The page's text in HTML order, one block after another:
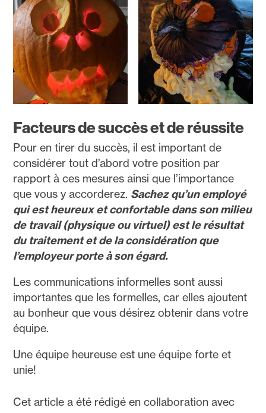
Facteurs de succès et de réussite
Pour en tirer du succès, il est important de
considérer tout d’abord votre position par
rapport à ces mesures ainsi que l’importance
que vous y accorderez. Sachez qu’un employé
qui est heureux et confortable dans son milieu
de travail (physique ou virtuel) est le résultat
du traitement et de la considération que
l’employeur porte à son égard.
Les communications informelles sont aussi
importantes que les formelles, car elles ajoutent
au bonheur que vous désirez obtenir dans votre
équipe.
Une équipe heureuse est une équipe forte et
unie!
Cet article a été rédigé en collaboration avec